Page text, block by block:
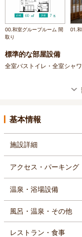
00.和室グループルーム 間
取り
01.
標準的な部屋設備
全室バストイレ・全室シャ
基本情報
施設詳細
アクセス・パーキング
温泉・浴場設備
風呂・温泉・その他
レストラン・食事